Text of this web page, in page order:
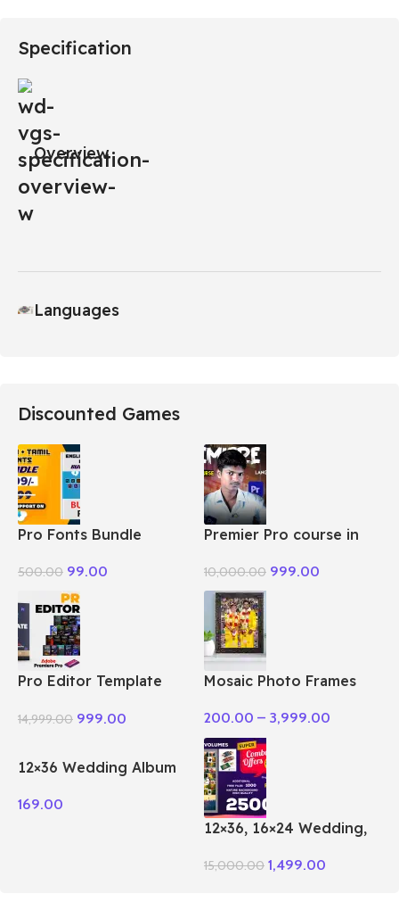
Specification
Overview
Languages
Discounted Games
Pro Fonts Bundle
500.00 99.00
Premier Pro course in
10,000.00 999.00
Pro Editor Template
14,999.00 999.00
Mosaic Photo Frames
200.00 – 3,999.00
12×36 Wedding Album
169.00
12×36, 16×24 Wedding,
– Vol Package
15,000.00 1,499.00